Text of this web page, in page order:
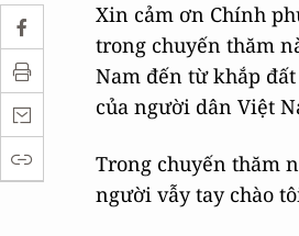
Xin cảm ơn Chính
trong chuyến thăm
Nam đến từ khắp
của người dân Việt
Trong chuyến thăm
người vẫy tay chào